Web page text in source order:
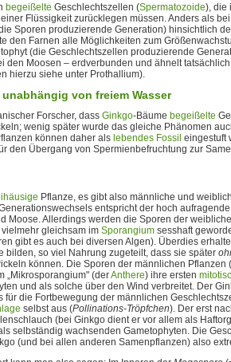
begeißelte Geschlechtszellen (Spermatozoide), die
Flüssigkeit zurücklegen müssen. Anders als
Sporen produzierende Generation) hinsichtlich
den Farnen alle Möglichkeiten zum
(die Geschlechtszellen produzierende
den Moosen – erdverbunden und ähnelt
hierzu siehe unter Prothallium).
von freiem Wasser
Forscher, dass Ginkgo-Bäume begeißelte
wenig später wurde das gleiche Phänomen
können daher als lebendes Fossil eingestuft
den Übergang von Spermienbefruchtung zur
Pflanze, es gibt also männliche und
entspricht der hoch
Moose. Allerdings werden die Sporen der
gleichsam im Sporangium sesshaft
gibt es auch bei diversen Algen). Überdies
bilden, so viel Nahrung zugeteilt, dass sie später
können. Die Sporen der männlichen Pflanzen
„Mikrosporangium" (derAnthere) ihre ersten
und als solche über den Wind verbreitet. Der
für die Fortbewegung der männlichen
selbst aus (Pollinations-Tröpfchen). Der erst
(bei Ginkgo dient er vor allem als
selbständig wachsenden Gametophyten. Die
(und bei allen anderen Samenpflanzen) also